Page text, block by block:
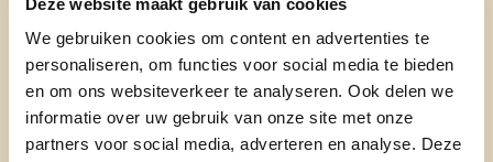
We gebruiken cookies om content en advertenties te
personaliseren, om functies voor social media te bieden
en om ons websiteverkeer te analyseren. Ook delen we
informatie over uw gebruik van onze site met onze
partners voor social media, adverteren en analyse. Deze
overheden. De Tuinrangers zijn vrijwilligers
met een passie voor de tuin en een hart voor
de natuur. Ze helpen hun gemeente om
biodiverser en klimaatrobuuster te worden
via de tuinen van de inwoners. Als je